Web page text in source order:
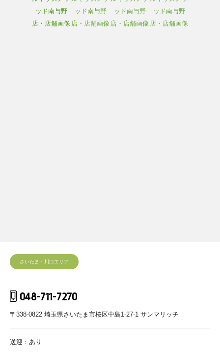
さいたま・川口エリア
048-711-7270
〒338-0822 埼玉県さいたま市桜区中島1-27-1 サンマリッチ
送迎：あり